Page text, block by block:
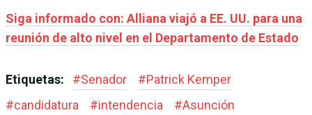
Siga informado con: Alliana viajó a EE. UU. para una
reunión de alto nivel en el Departamento de Estado
Etiquetas: #Senador #Patrick Kemper
#candidatura #intendencia #Asunción